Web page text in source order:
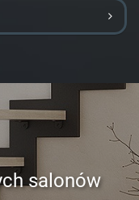
salonów